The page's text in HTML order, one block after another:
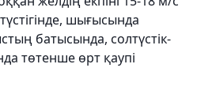
шығысында
батысында, солтүстік-
төтенше өрт қаупі